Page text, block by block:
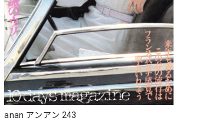
anan アンアン 243